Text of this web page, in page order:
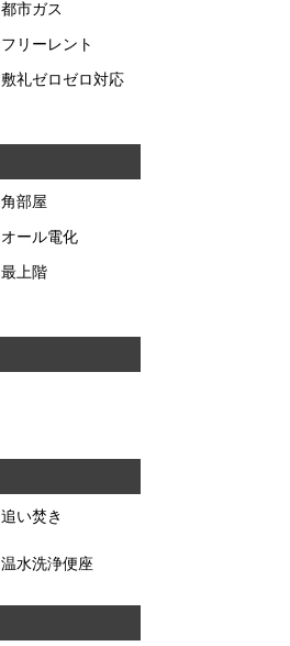
都市ガス
フリーレント
敷礼ゼロゼロ対応
角部屋
オール電化
最上階
追い焚き
温水洗浄便座